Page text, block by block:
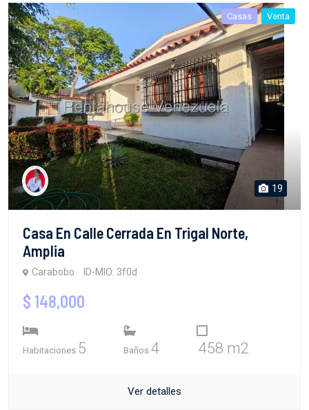
Casas Venta
19
Casa En Calle Cerrada En Trigal Norte,
Amplia
Carabobo ID-MIO: 3f0d
$ 148,000
Habitaciones 5 Baños 4 458 m2
Ver detalles